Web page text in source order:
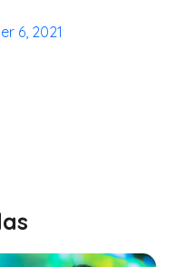
6, 2021